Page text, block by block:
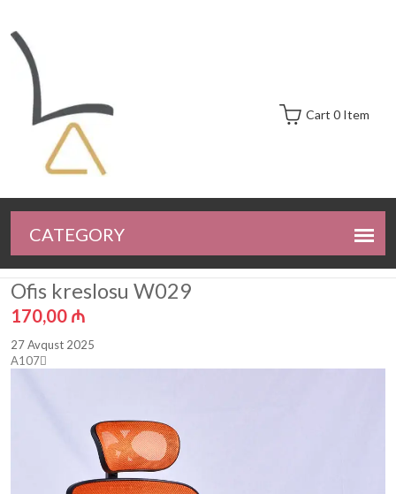
Cart 0 Item
Ofis kreslosu W029
170,00 ₼
27 Avqust 2025
A107